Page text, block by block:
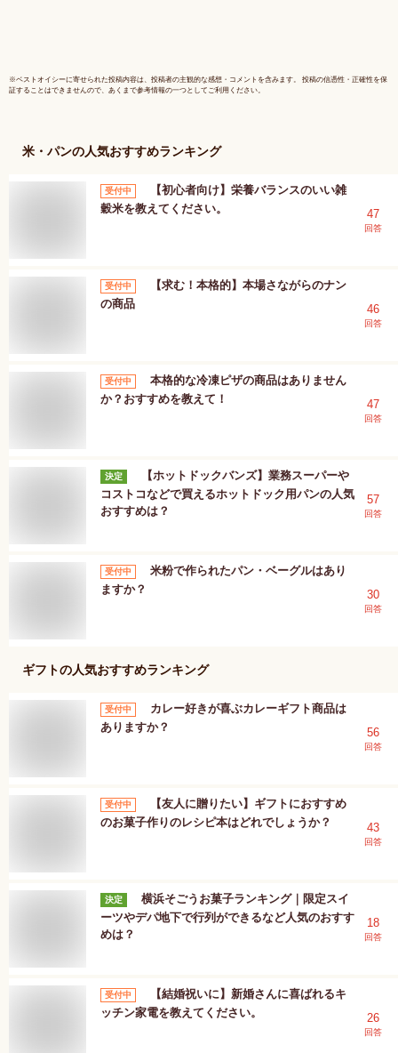
※ベストオイシーに寄せられた投稿内容は、投稿者の主観的な感想・コメントを含みます。 投稿の信憑性・正確性を保
証することはできませんので、あくまで参考情報の一つとしてご利用ください。
米・パンの人気おすすめランキング
受付中
【初心者向け】栄養バランスのいい雑
穀米を教えてください。
47
回答
受付中
【求む！本格的】本場さながらのナン
の商品
46
回答
受付中
本格的な冷凍ピザの商品はありません
か？おすすめを教えて！
47
回答
決定
【ホットドックバンズ】業務スーパーや
コストコなどで買えるホットドック用パンの人気
おすすめは？
57
回答
受付中
米粉で作られたパン・ベーグルはあり
ますか？
30
回答
ギフトの人気おすすめランキング
受付中
カレー好きが喜ぶカレーギフト商品は
ありますか？
56
回答
受付中
【友人に贈りたい】ギフトにおすすめ
のお菓子作りのレシピ本はどれでしょうか？
43
回答
決定
横浜そごうお菓子ランキング｜限定スイ
ーツやデパ地下で行列ができるなど人気のおすす
めは？
18
回答
受付中
【結婚祝いに】新婚さんに喜ばれるキ
ッチン家電を教えてください。
26
回答